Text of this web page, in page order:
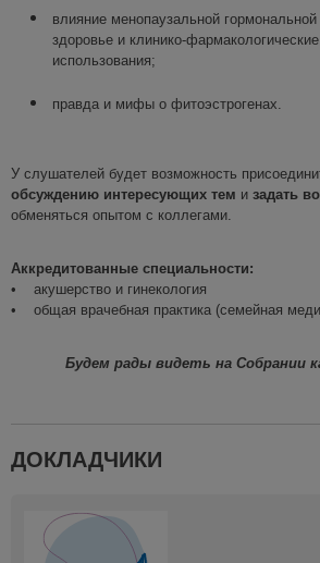
влияние менопаузальной
здоровье и клинико-
использования;
правда и мифы о фитоэстрогенах.
У слушателей будет возможность
обсуждению интересующих тем и задать
обменяться опытом с коллегами.
Аккредитованные специальности:
• акушерство и гинекология
• общая врачебная практика (семейная
Будем рады видеть на Собрании
ДОКЛАДЧИКИ